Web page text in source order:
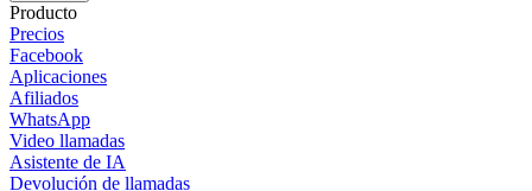
Producto
Precios
Facebook
Aplicaciones
Afiliados
WhatsApp
Video llamadas
Asistente de IA
Devolución de llamadas